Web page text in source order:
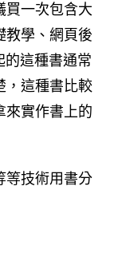
買一次包含大
教學、網頁後
的這種書通常
，這種書比較
來實作書上的
等技術用書分